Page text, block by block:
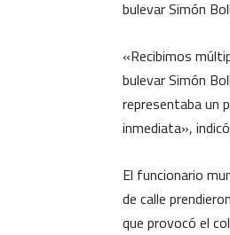
bulevar Simón
«Recibimos
bulevar Simón
representaba un
inmediata»,
El funcionario
de calle
que provocó el